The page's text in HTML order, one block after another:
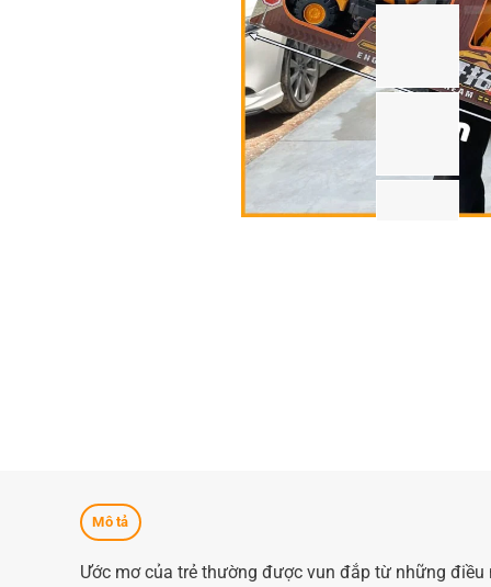
Mô tả
Ước mơ của trẻ thường được vun đắp từ những